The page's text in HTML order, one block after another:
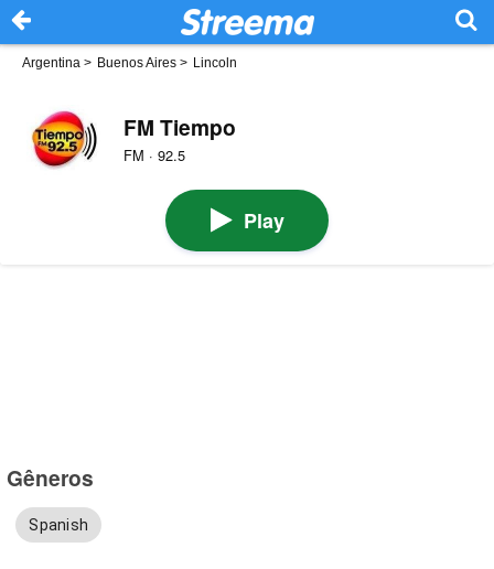
Argentina > Buenos Aires > Lincoln
FM Tiempo
FM · 92.5
Play
Gêneros
Spanish